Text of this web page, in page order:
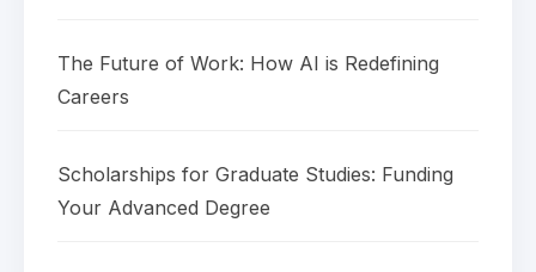
The Future of Work: How AI is Redefining
Careers
Scholarships for Graduate Studies: Funding
Your Advanced Degree